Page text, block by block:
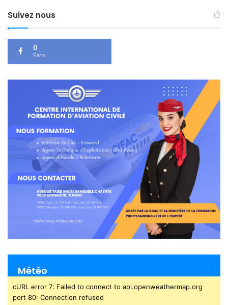
Suivez nous
0
Fans
Météo
cURL error 7: Failed to connect to api.openweathermap.org
port 80: Connection refused